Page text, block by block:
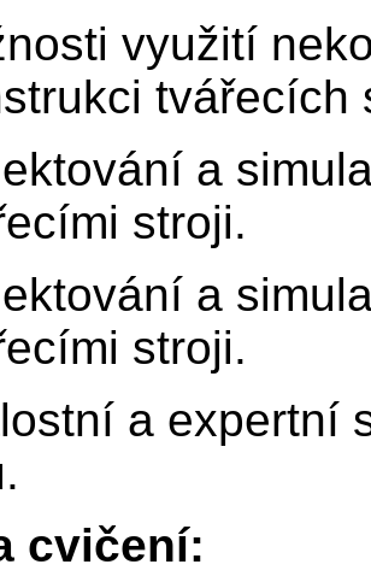
využití
tvářecích
a
stroji.
a
stroji.
a expertní
cvičení: